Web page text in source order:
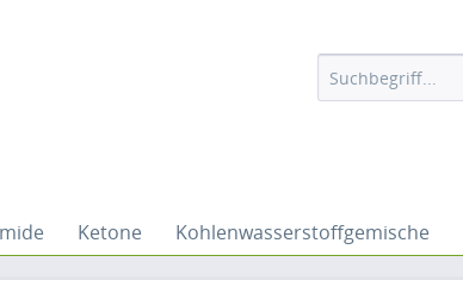
Ketone Kohlenwasserstoffgemische